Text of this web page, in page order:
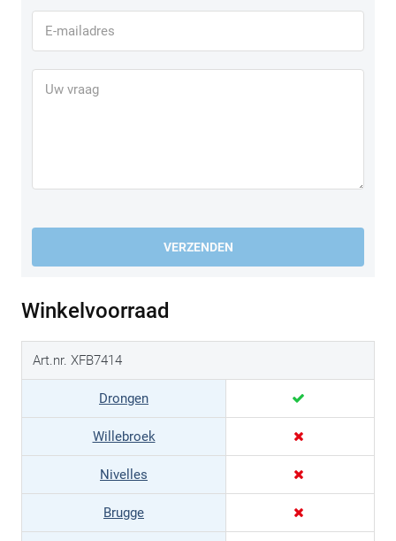
VERZENDEN
Winkelvoorraad
Art.nr. XFB7414
Drongen
Willebroek
Nivelles
Brugge